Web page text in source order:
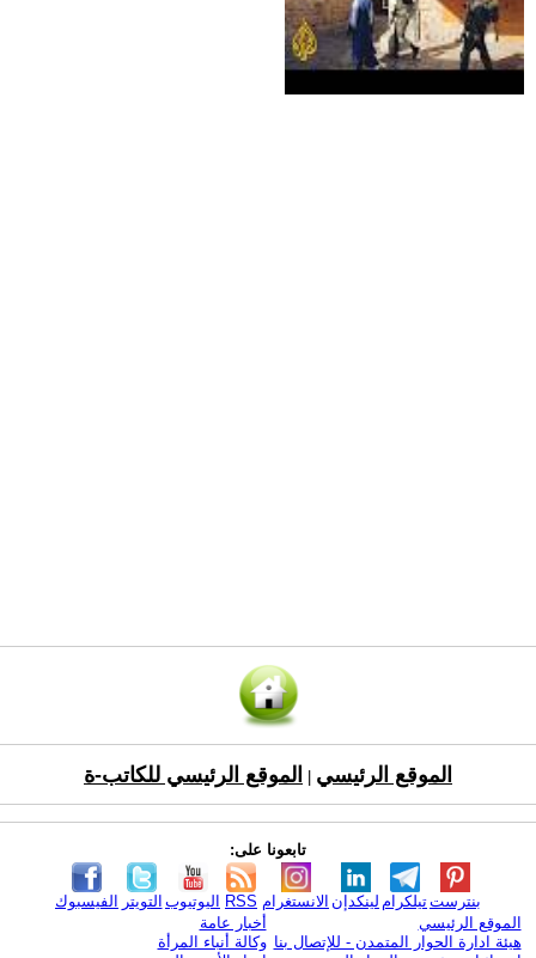
الموقع الرئيسي الموقع الرئيسي للكاتب-ة
تابعونا على:
الفيسبوك التويتر اليوتيوب RSS الانستغرام لينكدإن تيلكرامبنترست
الموقع الرئيسي
هيئة ادارة الحوار المتمدن - للإتصال بنا
أخبار عامة
وكالة أنباء المرأة